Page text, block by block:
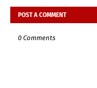
POST A COMMENT
0 Comments